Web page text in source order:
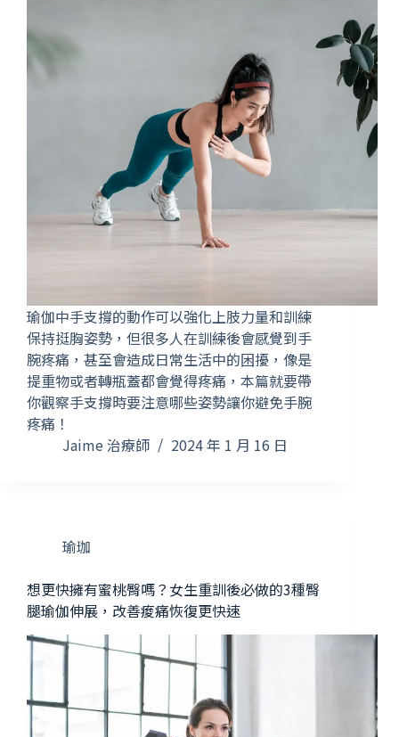
瑜伽中手支撐的動作可以強化上肢力量和訓練
保持挺胸姿勢，但很多人在訓練後會感覺到手
腕疼痛，甚至會造成日常生活中的困擾，像是
提重物或者轉瓶蓋都會覺得疼痛，本篇就要帶
你觀察手支撐時要注意哪些姿勢讓你避免手腕
疼痛！
Jaime 治療師
2024 年 1 月 16 日
瑜珈
想更快擁有蜜桃臀嗎？女生重訓後必做的3種臀
腿瑜伽伸展，改善痠痛恢復更快速